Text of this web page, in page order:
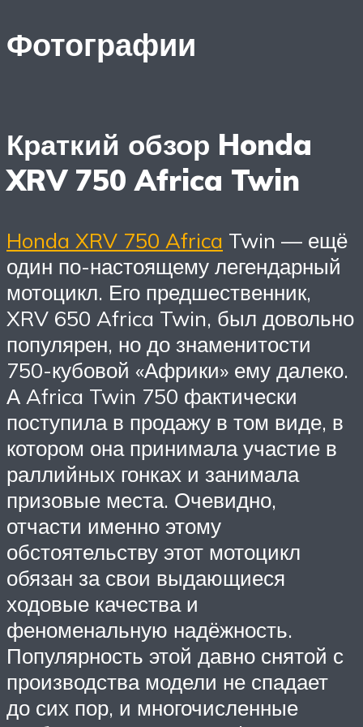
Фотографии
Краткий обзор Honda
XRV 750 Africa Twin
Honda XRV 750 Africa Twin — ещё
один по-настоящему легендарный
мотоцикл. Его предшественник,
XRV 650 Africa Twin, был довольно
популярен, но до знаменитости
750-кубовой «Африки» ему далеко.
А Africa Twin 750 фактически
поступила в продажу в том виде, в
котором она принимала участие в
раллийных гонках и занимала
призовые места. Очевидно,
отчасти именно этому
обстоятельству этот мотоцикл
обязан за свои выдающиеся
ходовые качества и
феноменальную надёжность.
Популярность этой давно снятой с
производства модели не спадает
до сих пор, и многочисленные